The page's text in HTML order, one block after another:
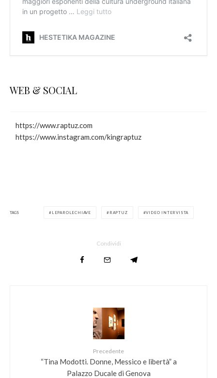
WEB & SOCIAL
https://www.raptuz.com
https://www.instagram.com/kingraptuz
TAGS LEPAROLECHIAVE RAPTUZ VIDEO INTERVISTA
Condividi
Precedente
“Tina Modotti. Donne, Messico e libertà” a
Palazzo Ducale di Genova